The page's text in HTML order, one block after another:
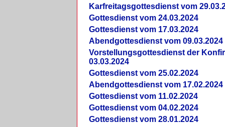
Karfreitagsgottesdienst vom
Gottesdienst vom 24.03.2024
Gottesdienst vom 17.03.2024
Abendgottesdienst vom 09.03.2024
Vorstellungsgottesdienst der
03.03.2024
Gottesdienst vom 25.02.2024
Abendgottesdienst vom 17.02.2024
Gottesdienst vom 11.02.2024
Gottesdienst vom 04.02.2024
Gottesdienst vom 28.01.2024